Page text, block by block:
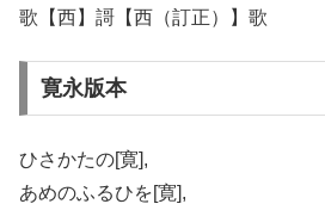
歌【西】謌【西（訂正）】歌
寛永版本
ひさかたの[寛],
あめのふるひを[寛],